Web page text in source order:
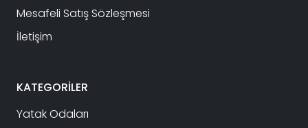
Mesafeli Satış Sözleşmesi
İletişim
KATEGORİLER
Yatak Odaları